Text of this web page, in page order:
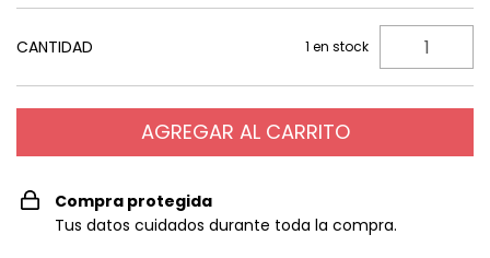
CANTIDAD 1 en stock
Compra protegida
Tus datos cuidados durante toda la compra.